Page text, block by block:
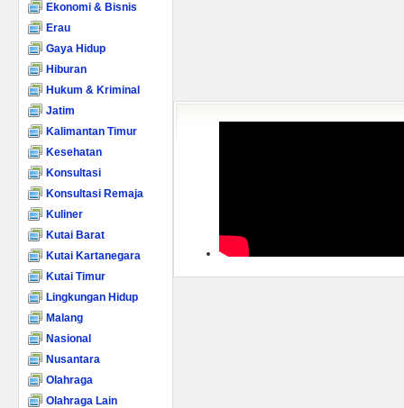
Ekonomi & Bisnis
Erau
Gaya Hidup
Hiburan
Hukum & Kriminal
Jatim
Kalimantan Timur
Kesehatan
Konsultasi
Konsultasi Remaja
Kuliner
Kutai Barat
Kutai Kartanegara
Kutai Timur
Lingkungan Hidup
Malang
Nasional
Nusantara
Olahraga
Olahraga Lain